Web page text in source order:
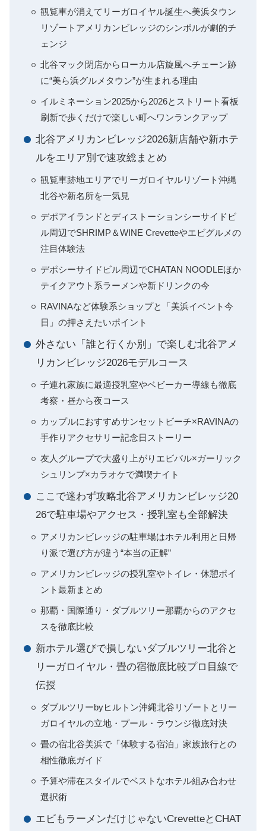
観覧車が消えてリーガロイヤル誕生へ美浜タウン
リゾートアメリカンビレッジのシンボルが劇的チ
ェンジ
北谷マック閉店からローカル店旋風へチェーン跡
に“美ら浜グルメタウン”が生まれる理由
イルミネーション2025から2026とストリート看板
刷新で歩くだけで楽しい町へワンランクアップ
北谷アメリカンビレッジ2026新店舗や新ホテ
ルをエリア別で速攻総まとめ
観覧車跡地エリアでリーガロイヤルリゾート沖縄
北谷や新名所を一気見
デポアイランドとディストーションシーサイドビ
ル周辺でSHRIMP＆WINE Crevetteやエビグルメの
注目体験法
デポシーサイドビル周辺でCHATAN NOODLEほか
テイクアウト系ラーメンや新ドリンクの今
RAVINAなど体験系ショップと「美浜イベント今
日」の押さえたいポイント
外さない「誰と行くか別」で楽しむ北谷アメ
リカンビレッジ2026モデルコース
子連れ家族に最適授乳室やベビーカー導線も徹底
考察・昼から夜コース
カップルにおすすめサンセットビーチ×RAVINAの
手作りアクセサリー記念日ストーリー
友人グループで大盛り上がりエビバル×ガーリック
シュリンプ×カラオケで満喫ナイト
ここで迷わず攻略北谷アメリカンビレッジ20
26で駐車場やアクセス・授乳室も全部解決
アメリカンビレッジの駐車場はホテル利用と日帰
り派で選び方が違う“本当の正解”
アメリカンビレッジの授乳室やトイレ・休憩ポイ
ント最新まとめ
那覇・国際通り・ダブルツリー那覇からのアクセ
スを徹底比較
新ホテル選びで損しないダブルツリー北谷と
リーガロイヤル・畳の宿徹底比較プロ目線で
伝授
ダブルツリーbyヒルトン沖縄北谷リゾートとリー
ガロイヤルの立地・プール・ラウンジ徹底対決
畳の宿北谷美浜で「体験する宿泊」家族旅行との
相性徹底ガイド
予算や滞在スタイルでベストなホテル組み合わせ
選択術
エビもラーメンだけじゃないCrevetteとCHAT